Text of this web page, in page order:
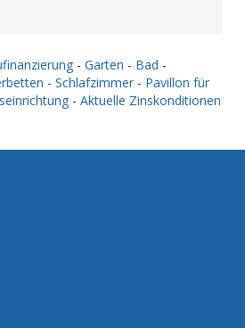
- Garten - Bad -
- Schlafzimmer - Pavillon für
- Aktuelle Zinskonditionen